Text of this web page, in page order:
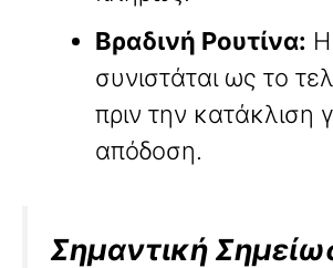
Βραδινή Ρουτίνα:
συνιστάται ως το
πριν την κατάκλιση
απόδοση.
Σημαντική